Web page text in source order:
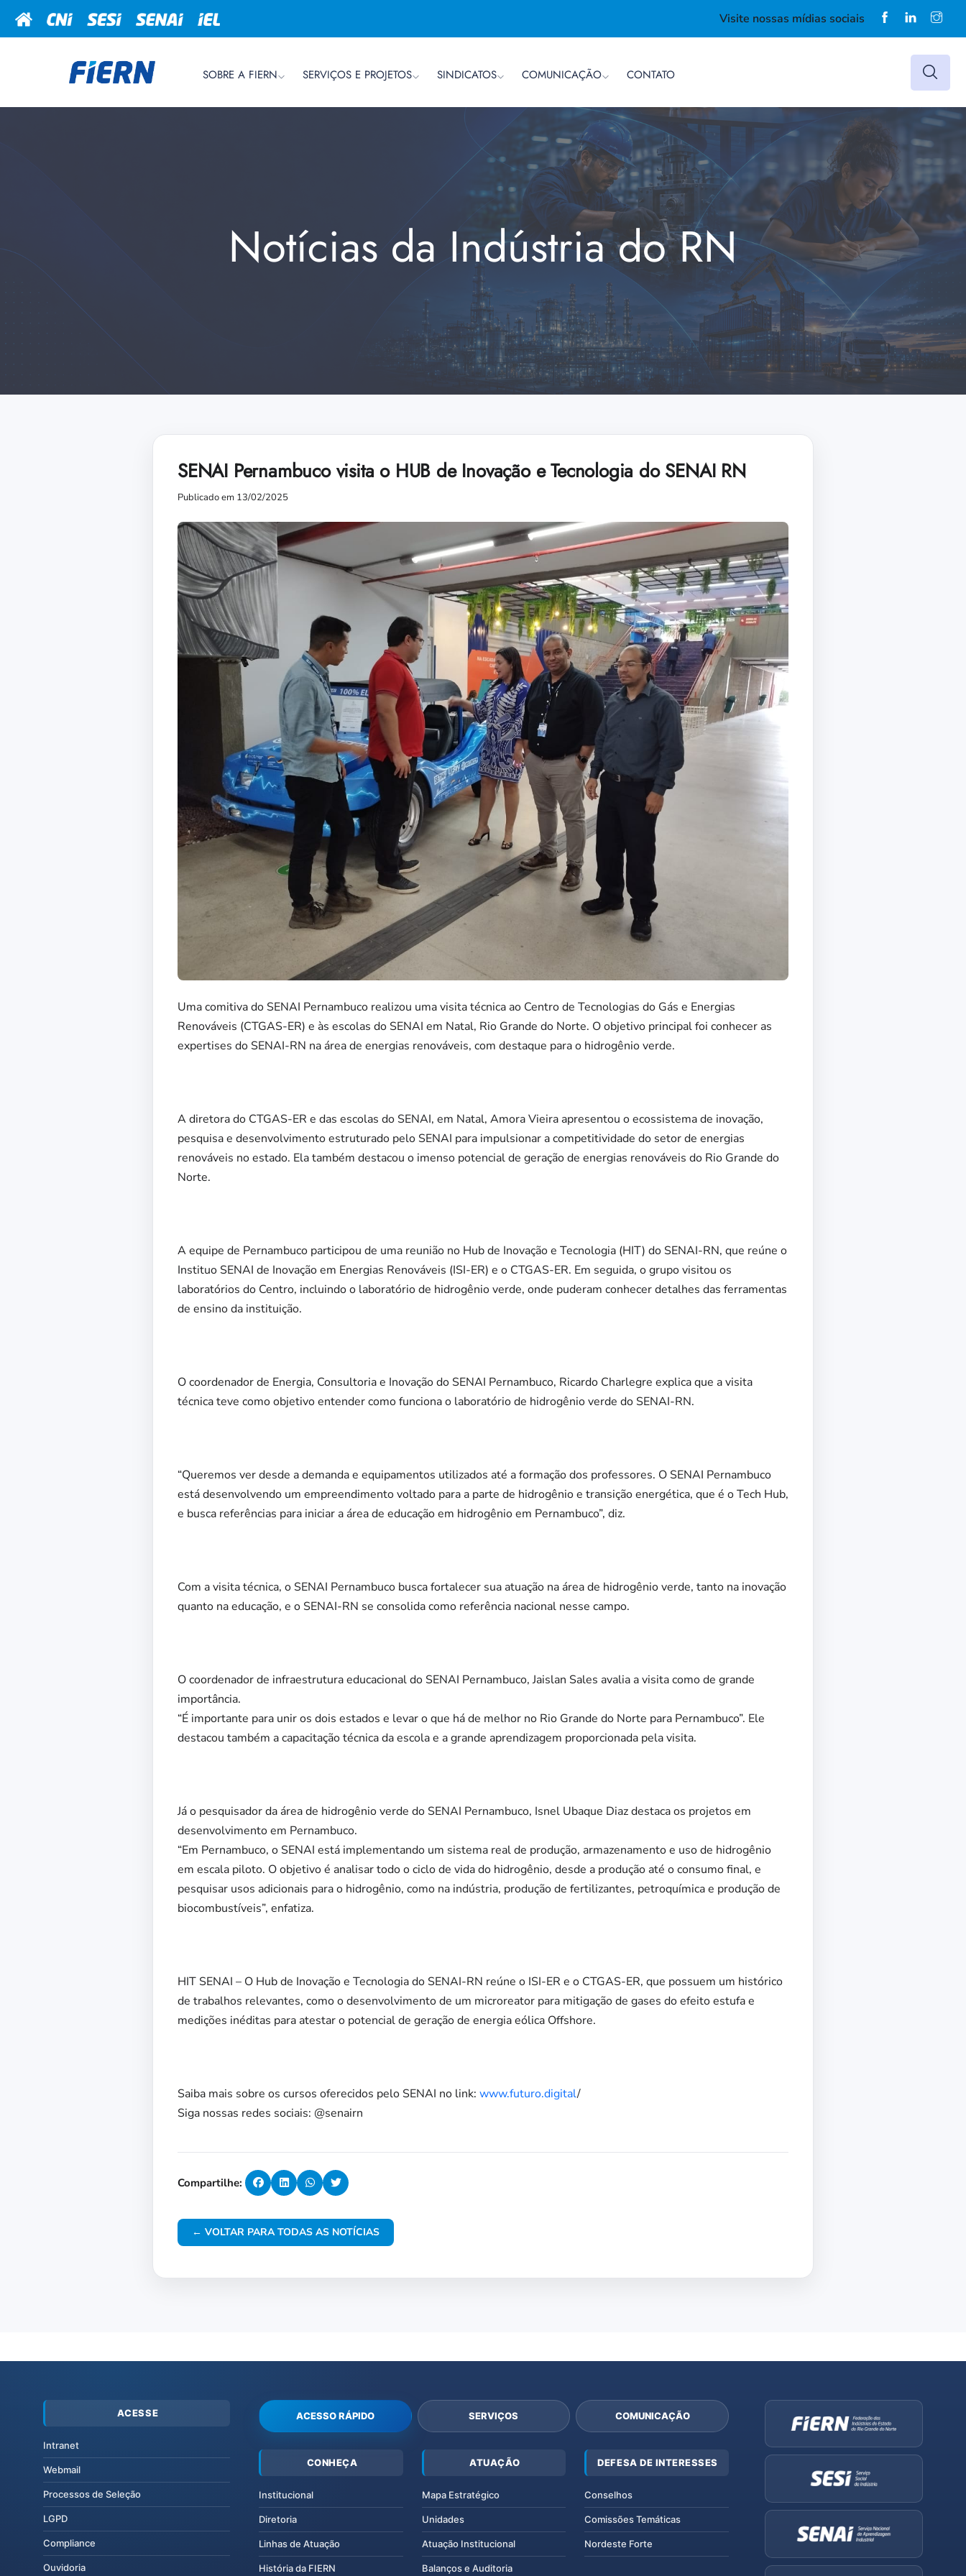
Visite nossas mídias sociais
SOBRE A FIERN SERVIÇOS E PROJETOS SINDICATOS COMUNICAÇÃO CONTATO
Notícias da Indústria do RN
SENAI Pernambuco visita o HUB de Inovação e Tecnologia do SENAI RN
Publicado em 13/02/2025
Uma comitiva do SENAI Pernambuco realizou uma visita técnica ao Centro de Tecnologias do Gás e Energias
Renováveis (CTGAS-ER) e às escolas do SENAI em Natal, Rio Grande do Norte. O objetivo principal foi conhecer as
expertises do SENAI-RN na área de energias renováveis, com destaque para o hidrogênio verde.
A diretora do CTGAS-ER e das escolas do SENAI, em Natal, Amora Vieira apresentou o ecossistema de inovação,
pesquisa e desenvolvimento estruturado pelo SENAI para impulsionar a competitividade do setor de energias
renováveis no estado. Ela também destacou o imenso potencial de geração de energias renováveis do Rio Grande do
Norte.
A equipe de Pernambuco participou de uma reunião no Hub de Inovação e Tecnologia (HIT) do SENAI-RN, que reúne o
Instituo SENAI de Inovação em Energias Renováveis (ISI-ER) e o CTGAS-ER. Em seguida, o grupo visitou os
laboratórios do Centro, incluindo o laboratório de hidrogênio verde, onde puderam conhecer detalhes das ferramentas
de ensino da instituição.
O coordenador de Energia, Consultoria e Inovação do SENAI Pernambuco, Ricardo Charlegre explica que a visita
técnica teve como objetivo entender como funciona o laboratório de hidrogênio verde do SENAI-RN.
“Queremos ver desde a demanda e equipamentos utilizados até a formação dos professores. O SENAI Pernambuco
está desenvolvendo um empreendimento voltado para a parte de hidrogênio e transição energética, que é o Tech Hub,
e busca referências para iniciar a área de educação em hidrogênio em Pernambuco”, diz.
Com a visita técnica, o SENAI Pernambuco busca fortalecer sua atuação na área de hidrogênio verde, tanto na inovação
quanto na educação, e o SENAI-RN se consolida como referência nacional nesse campo.
O coordenador de infraestrutura educacional do SENAI Pernambuco, Jaislan Sales avalia a visita como de grande
importância.
“É importante para unir os dois estados e levar o que há de melhor no Rio Grande do Norte para Pernambuco”. Ele
destacou também a capacitação técnica da escola e a grande aprendizagem proporcionada pela visita.
Já o pesquisador da área de hidrogênio verde do SENAI Pernambuco, Isnel Ubaque Diaz destaca os projetos em
desenvolvimento em Pernambuco.
“Em Pernambuco, o SENAI está implementando um sistema real de produção, armazenamento e uso de hidrogênio
em escala piloto. O objetivo é analisar todo o ciclo de vida do hidrogênio, desde a produção até o consumo final, e
pesquisar usos adicionais para o hidrogênio, como na indústria, produção de fertilizantes, petroquímica e produção de
biocombustíveis”, enfatiza.
HIT SENAI – O Hub de Inovação e Tecnologia do SENAI-RN reúne o ISI-ER e o CTGAS-ER, que possuem um histórico
de trabalhos relevantes, como o desenvolvimento de um microreator para mitigação de gases do efeito estufa e
medições inéditas para atestar o potencial de geração de energia eólica Offshore.
Saiba mais sobre os cursos oferecidos pelo SENAI no link: www.futuro.digital/
Siga nossas redes sociais: @senairn
Compartilhe:
← VOLTAR PARA TODAS AS NOTÍCIAS
ACESSE
Intranet
Webmail
Processos de Seleção
LGPD
Compliance
Ouvidoria
ACESSO RÁPIDO SERVIÇOS COMUNICAÇÃO
CONHEÇA
Institucional
Diretoria
Linhas de Atuação
História da FIERN
ATUAÇÃO
Mapa Estratégico
Unidades
Atuação Institucional
Balanços e Auditoria
DEFESA DE INTERESSES
Conselhos
Comissões Temáticas
Nordeste Forte